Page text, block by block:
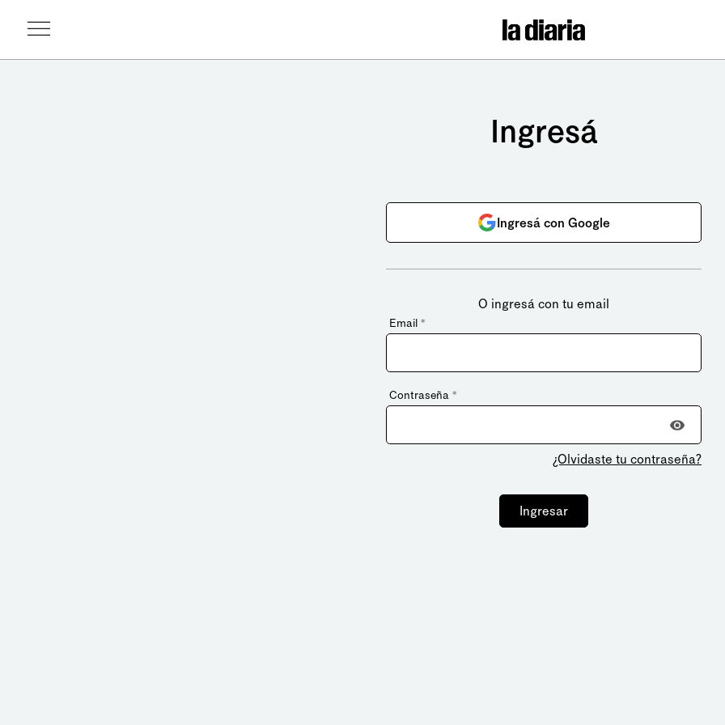
Ingresá
Ingresá con Google
O ingresá con tu email
Email *
Contraseña *
¿Olvidaste tu contraseña?
Ingresar